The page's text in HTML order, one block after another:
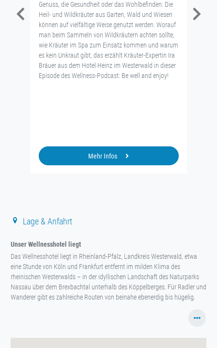
Genuss, die Gesundheit oder das Wohlbefinden: Die
Heil- und Wildkräuter aus Garten, Wald und Wiesen
können auf vielfältige Weise genutzt werden. Worauf
man beim Sammeln von Wildkräutern achten sollte,
wie Kräuter im Spa zum Einsatz kommen und warum
es kein Unkraut gibt, das erzählt Kräuter-Expertin Ira
Bräuer aus dem Hotel Heinz im Westerwald in dieser
Episode des Wellness-Podcast: Be well and enjoy!
Mehr Infos
Lage & Anfahrt
Unser Wellnesshotel liegt
Das Wellnesshotel liegt in Rheinland-Pfalz, Landkreis Westerwald, etwa
eine Stunde von Köln und Frankfurt entfernt im milden Klima des
rheinischen Westerwalds – in der idyllischen Landschaft des Naturparks
Nassau über dem Brexbachtal unterhalb des Köppelberges. Für Radler und
Wanderer gibt es zahlreiche Routen von beinahe ebenerdig bis hügelig.